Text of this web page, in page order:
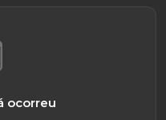
ocorreu